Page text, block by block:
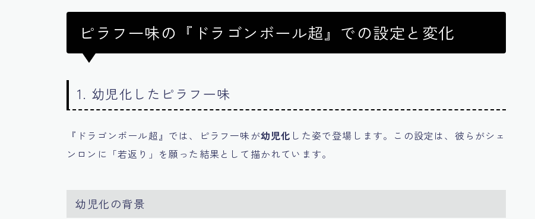
ピラフ一味の『ドラゴンボール超』での設定と変化
1. 幼児化したピラフ一味
『ドラゴンボール超』では、ピラフ一味が幼児化 した姿で登場します。この設定は、彼らがシェ
ンロンに「若返り」を願った結果として描かれています。
幼児化の背景